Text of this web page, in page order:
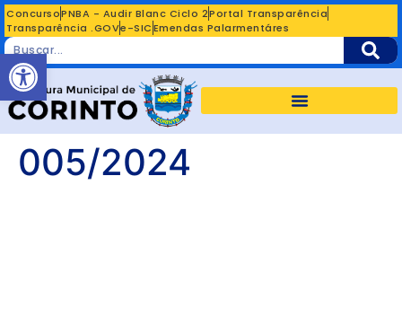
ConcursoPNBA - Audir Blanc Ciclo 2Portal Transparência
Transparência .GOVe-SICEmendas Palarmentáres
005/2024
Abrir a barra de ferramentas